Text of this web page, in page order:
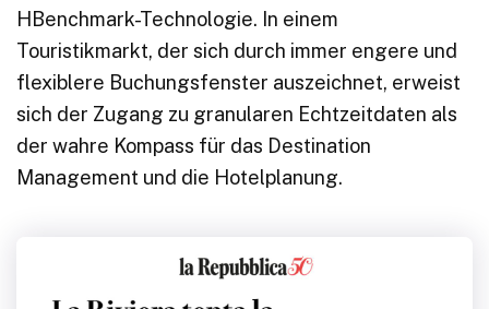
HBenchmark-Technologie. In einem
Touristikmarkt, der sich durch immer engere und
flexiblere Buchungsfenster auszeichnet, erweist
sich der Zugang zu granularen Echtzeitdaten als
der wahre Kompass für das Destination
Management und die Hotelplanung.